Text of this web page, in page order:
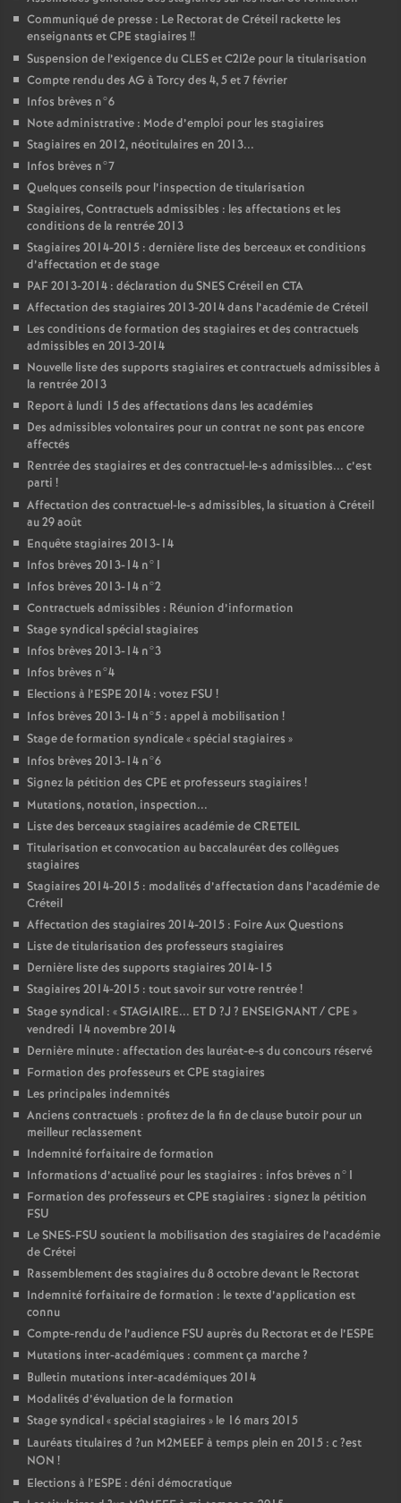
Communiqué de presse : Le Rectorat de Créteil rackette les
enseignants etCPE stagiaires !!
Suspension de l’exigence duCLESet C2I2e pour la titularisation
Compte rendu des AG à Torcy des 4, 5 et 7 février
Infos brèves n°6
Note administrative : Mode d’emploi pour les stagiaires
Stagiaires en 2012, néotitulaires en 2013...
Infos brèves n°7
Quelques conseils pour l’inspection de titularisation
Stagiaires, Contractuels admissibles : les affectations et les
conditions de la rentrée 2013
Stagiaires 2014-2015 : dernière liste des berceaux et conditions
d’affectation et de stage
PAF2013-2014 : déclaration duSNESCréteil en CTA
Affectation des stagiaires 2013-2014 dans l’académie de Créteil
Les conditions de formation des stagiaires et des contractuels
admissibles en 2013-2014
Nouvelle liste des supports stagiaires et contractuels admissibles à
la rentrée 2013
Report à lundi 15 des affectations dans les académies
Des admissibles volontaires pour un contrat ne sont pas encore
affectés
Rentrée des stagiaires et des contractuel-le-s admissibles... c’est
parti !
Affectation des contractuel-le-s admissibles, la situation à Créteil
au 29 août
Enquête stagiaires 2013-14
Infos brèves 2013-14 n°1
Infos brèves 2013-14 n°2
Contractuels admissibles : Réunion d’information
Stage syndical spécial stagiaires
Infos brèves 2013-14 n°3
Infos brèves n°4
Elections à l’ESPE 2014 : votez FSU !
Infos brèves 2013-14 n°5 : appel à mobilisation !
Stage de formation syndicale «spécial stagiaires »
Infos brèves 2013-14 n°6
Signez la pétition des CPE et professeurs stagiaires !
Mutations, notation, inspection...
Liste des berceaux stagiaires académie deCRETEIL
Titularisation et convocation au baccalauréat des collègues
stagiaires
Stagiaires 2014-2015 : modalités d’affectation dans l’académie de
Créteil
Affectation des stagiaires 2014-2015 : Foire Aux Questions
Liste de titularisation des professeurs stagiaires
Dernière liste des supports stagiaires 2014-15
Stagiaires 2014-2015 : tout savoir sur votre rentrée!
Stage syndical : «STAGIAIRE... ET D ?J ? ENSEIGNANT/CPE »
vendredi 14 novembre 2014
Dernière minute : affectation des lauréat-e-s du concours réservé
Formation des professeurs etCPE stagiaires
Les principales indemnités
Anciens contractuels : profitez de la fin de clause butoir pour un
meilleur reclassement
Indemnité forfaitaire de formation
Informations d’actualité pour les stagiaires : infos brèves n°1
Formation des professeurs etCPE stagiaires : signez la pétition
FSU
LeSNES-FSU soutient la mobilisation des stagiaires de l’académie
de Crétei
Rassemblement des stagiaires du 8 octobre devant le Rectorat
Indemnité forfaitaire de formation : le texte d’application est
connu
Compte-rendu de l’audience FSU auprès du Rectorat et de l’ESPE
Mutations inter-académiques : comment ça marche?
Bulletin mutations inter-académiques 2014
Modalités d’évaluation de la formation
Stage syndical «spécial stagiaires » le 16 mars 2015
Lauréats titulaires d ?un M2MEEFà temps plein en 2015 : c?est
NON !
Elections à l’ESPE : déni démocratique